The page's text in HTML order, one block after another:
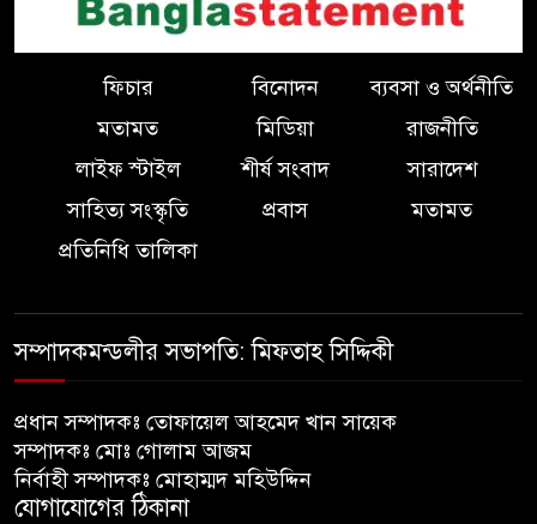
ফিচার বিনোদন
ব্যবসা ও অর্থনীতি
মতামত
মিডিয়া
রাজনীতি
লাইফ স্টাইল
শীর্ষ সংবাদ
সারাদেশ
সাহিত্য সংস্কৃতি
প্রবাস
মতামত
প্রতিনিধি তালিকা
সম্পাদকমন্ডলীর সভাপতি: মিফতাহ সিদ্দিকী
প্রধান সম্পাদকঃ তোফায়েল আহমেদ খান সায়েক
সম্পাদকঃ মোঃ গোলাম আজম
নির্বাহী সম্পাদকঃ মোহাম্মদ মহিউদ্দিন
যোগাযোগের ঠিকানা